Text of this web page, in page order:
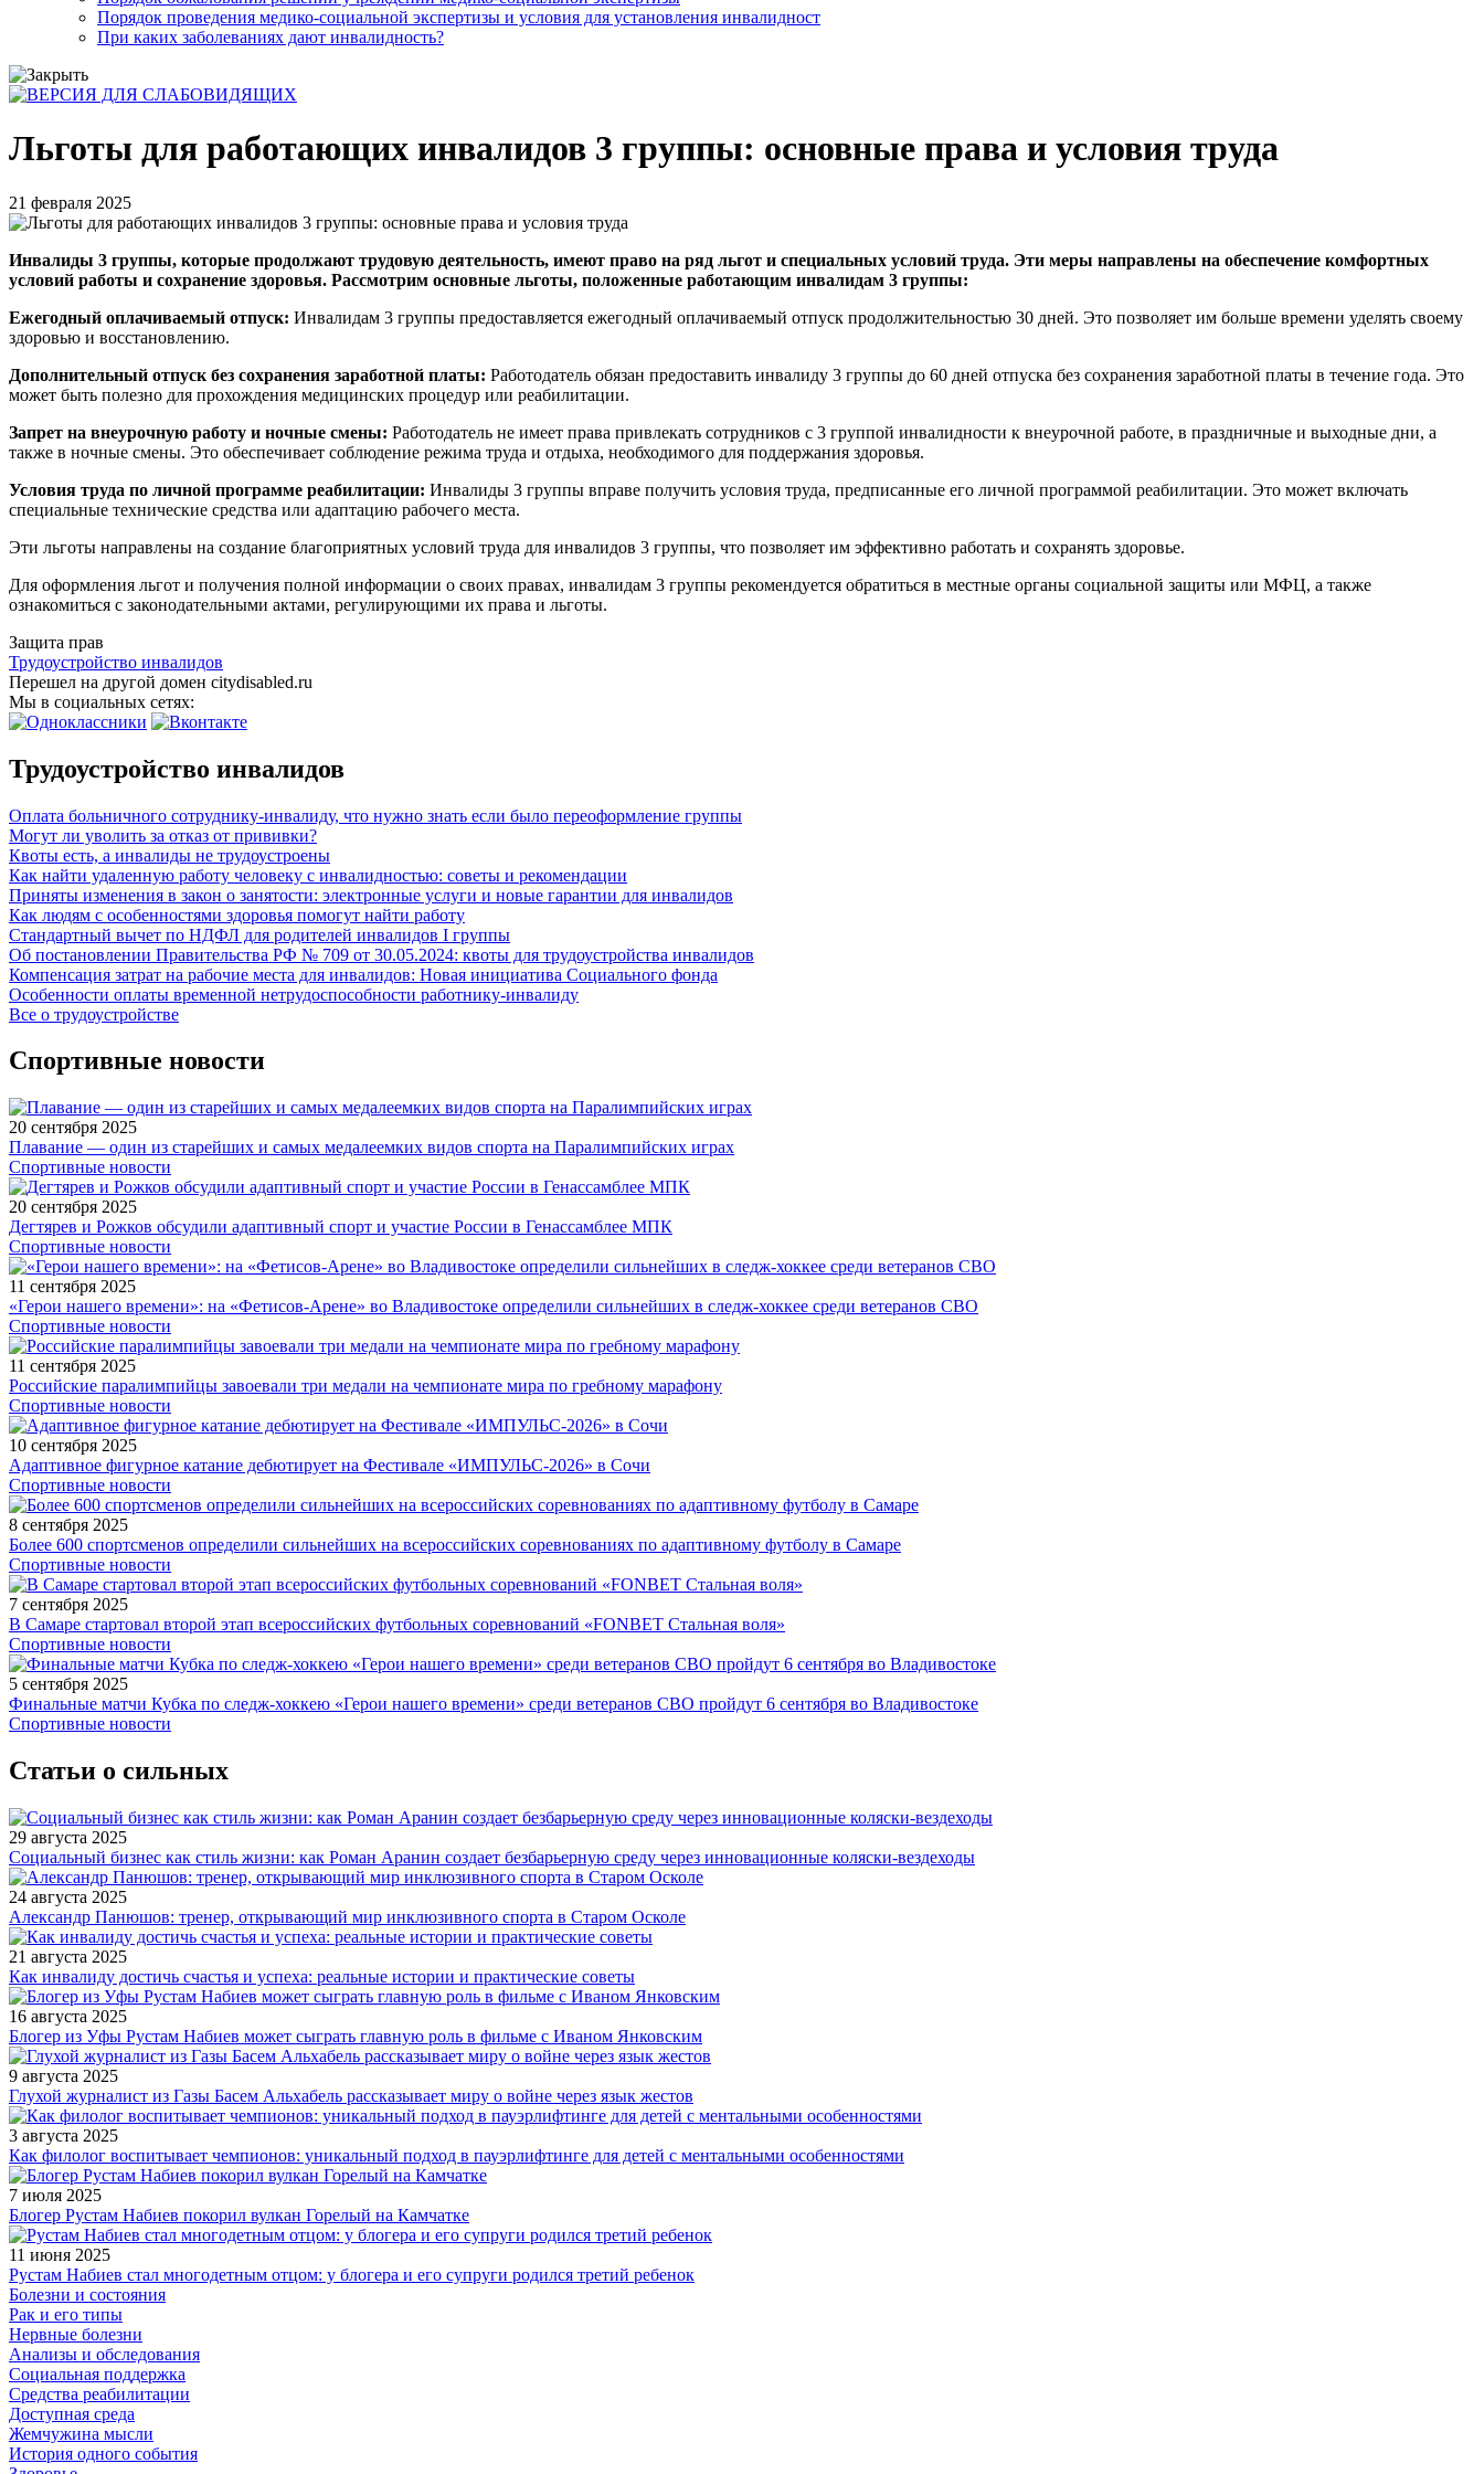
Порядок проведения медико-социальной экспертизы и условия для установления инвалидност
При каких заболеваниях дают инвалидность?
Льготы для работающих инвалидов 3 группы: основные права и условия труда
21 февраля 2025
Инвалиды 3 группы, которые продолжают трудовую деятельность, имеют право на ряд льгот и специальных условий труда. Эти меры направлены на обеспечение комфортных
условий работы и сохранение здоровья. Рассмотрим основные льготы, положенные работающим инвалидам 3 группы:
Ежегодный оплачиваемый отпуск: Инвалидам 3 группы предоставляется ежегодный оплачиваемый отпуск продолжительностью 30 дней. Это позволяет им больше времени уделять своему
здоровью и восстановлению.
Дополнительный отпуск без сохранения заработной платы: Работодатель обязан предоставить инвалиду 3 группы до 60 дней отпуска без сохранения заработной платы в течение года. Это
может быть полезно для прохождения медицинских процедур или реабилитации.
Запрет на внеурочную работу и ночные смены: Работодатель не имеет права привлекать сотрудников с 3 группой инвалидности к внеурочной работе, в праздничные и выходные дни, а
также в ночные смены. Это обеспечивает соблюдение режима труда и отдыха, необходимого для поддержания здоровья.
Условия труда по личной программе реабилитации: Инвалиды 3 группы вправе получить условия труда, предписанные его личной программой реабилитации. Это может включать
специальные технические средства или адаптацию рабочего места.
Эти льготы направлены на создание благоприятных условий труда для инвалидов 3 группы, что позволяет им эффективно работать и сохранять здоровье.
Для оформления льгот и получения полной информации о своих правах, инвалидам 3 группы рекомендуется обратиться в местные органы социальной защиты или МФЦ, а также
ознакомиться с законодательными актами, регулирующими их права и льготы.
Защита прав
Трудоустройство инвалидов
Перешел на другой домен citydisabled.ru
Мы в социальных сетях:
Трудоустройство инвалидов
Оплата больничного сотруднику-инвалиду, что нужно знать если было переоформление группы
Могут ли уволить за отказ от прививки?
Квоты есть, а инвалиды не трудоустроены
Как найти удаленную работу человеку с инвалидностью: советы и рекомендации
Приняты изменения в закон о занятости: электронные услуги и новые гарантии для инвалидов
Как людям с особенностями здоровья помогут найти работу
Стандартный вычет по НДФЛ для родителей инвалидов I группы
Об постановлении Правительства РФ № 709 от 30.05.2024: квоты для трудоустройства инвалидов
Компенсация затрат на рабочие места для инвалидов: Новая инициатива Социального фонда
Особенности оплаты временной нетрудоспособности работнику-инвалиду
Все о трудоустройстве
Спортивные новости
20 сентября 2025
Плавание — один из старейших и самых медалеемких видов спорта на Паралимпийских играх
Спортивные новости
20 сентября 2025
Дегтярев и Рожков обсудили адаптивный спорт и участие России в Генассамблее МПК
Спортивные новости
11 сентября 2025
«Герои нашего времени»: на «Фетисов-Арене» во Владивостоке определили сильнейших в следж-хоккее среди ветеранов СВО
Спортивные новости
11 сентября 2025
Российские паралимпийцы завоевали три медали на чемпионате мира по гребному марафону
Спортивные новости
10 сентября 2025
Адаптивное фигурное катание дебютирует на Фестивале «ИМПУЛЬС-2026» в Сочи
Спортивные новости
8 сентября 2025
Более 600 спортсменов определили сильнейших на всероссийских соревнованиях по адаптивному футболу в Самаре
Спортивные новости
7 сентября 2025
В Самаре стартовал второй этап всероссийских футбольных соревнований «FONBET Стальная воля»
Спортивные новости
5 сентября 2025
Финальные матчи Кубка по следж-хоккею «Герои нашего времени» среди ветеранов СВО пройдут 6 сентября во Владивостоке
Спортивные новости
Статьи о сильных
29 августа 2025
Социальный бизнес как стиль жизни: как Роман Аранин создает безбарьерную среду через инновационные коляски-вездеходы
24 августа 2025
Александр Панюшов: тренер, открывающий мир инклюзивного спорта в Старом Осколе
21 августа 2025
Как инвалиду достичь счастья и успеха: реальные истории и практические советы
16 августа 2025
Блогер из Уфы Рустам Набиев может сыграть главную роль в фильме с Иваном Янковским
9 августа 2025
Глухой журналист из Газы Басем Альхабель рассказывает миру о войне через язык жестов
3 августа 2025
Как филолог воспитывает чемпионов: уникальный подход в пауэрлифтинге для детей с ментальными особенностями
7 июля 2025
Блогер Рустам Набиев покорил вулкан Горелый на Камчатке
11 июня 2025
Рустам Набиев стал многодетным отцом: у блогера и его супруги родился третий ребенок
Болезни и состояния
Рак и его типы
Нервные болезни
Анализы и обследования
Социальная поддержка
Средства реабилитации
Доступная среда
Жемчужина мысли
История одного события